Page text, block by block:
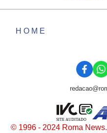
HOME
© 1996 - 2024 Roma
SITE AUDITADO